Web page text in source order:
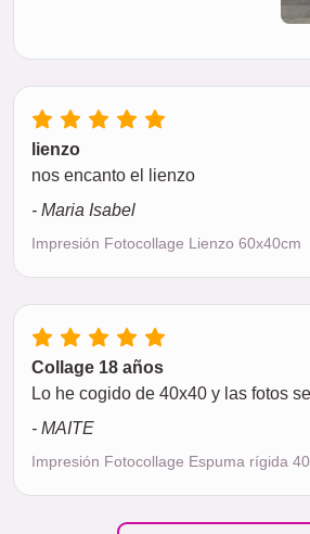
lienzo
nos encanto el lienzo
- Maria Isabel
Impresión Fotocollage Lienzo 60x40cm
Collage 18 años
Lo he cogido de 40x40 y las fotos
- MAITE
Impresión Fotocollage Espuma rígida